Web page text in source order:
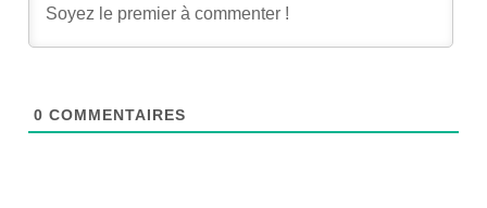
0 COMMENTAIRES